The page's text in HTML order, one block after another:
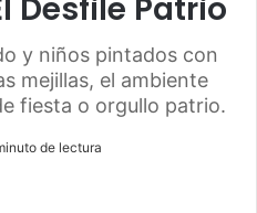
Desfile Patrio
y niños pintados con
mejillas, el ambiente
fiesta o orgullo patrio.
de lectura